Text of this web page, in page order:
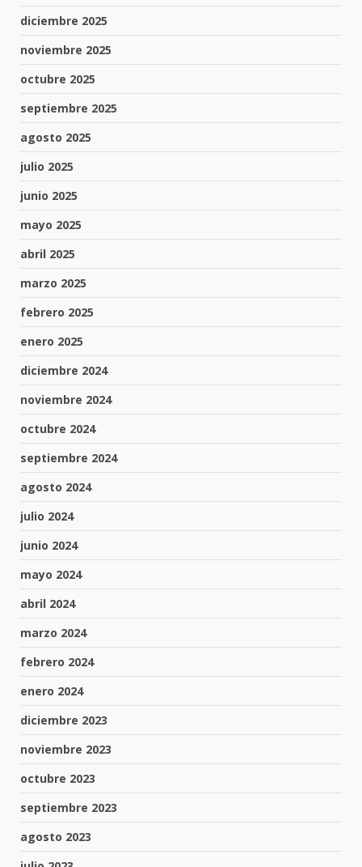
diciembre 2025
noviembre 2025
octubre 2025
septiembre 2025
agosto 2025
julio 2025
junio 2025
mayo 2025
abril 2025
marzo 2025
febrero 2025
enero 2025
diciembre 2024
noviembre 2024
octubre 2024
septiembre 2024
agosto 2024
julio 2024
junio 2024
mayo 2024
abril 2024
marzo 2024
febrero 2024
enero 2024
diciembre 2023
noviembre 2023
octubre 2023
septiembre 2023
agosto 2023